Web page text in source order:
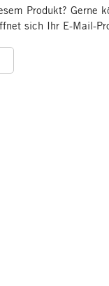
Produkt? Gerne
sich Ihr E-Mail-